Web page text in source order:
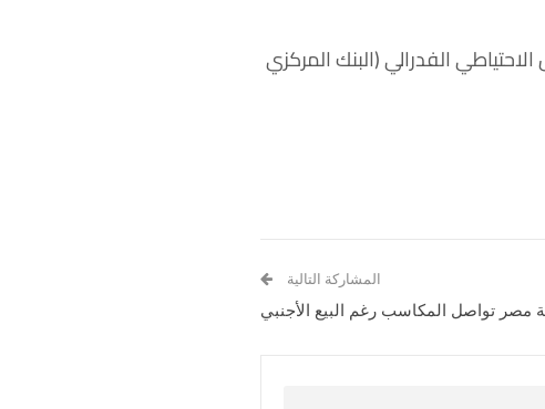
الفدرالي (البنك المركزي
المشاركة التالية
مصر تواصل المكاسب رغم البيع الأجنبي